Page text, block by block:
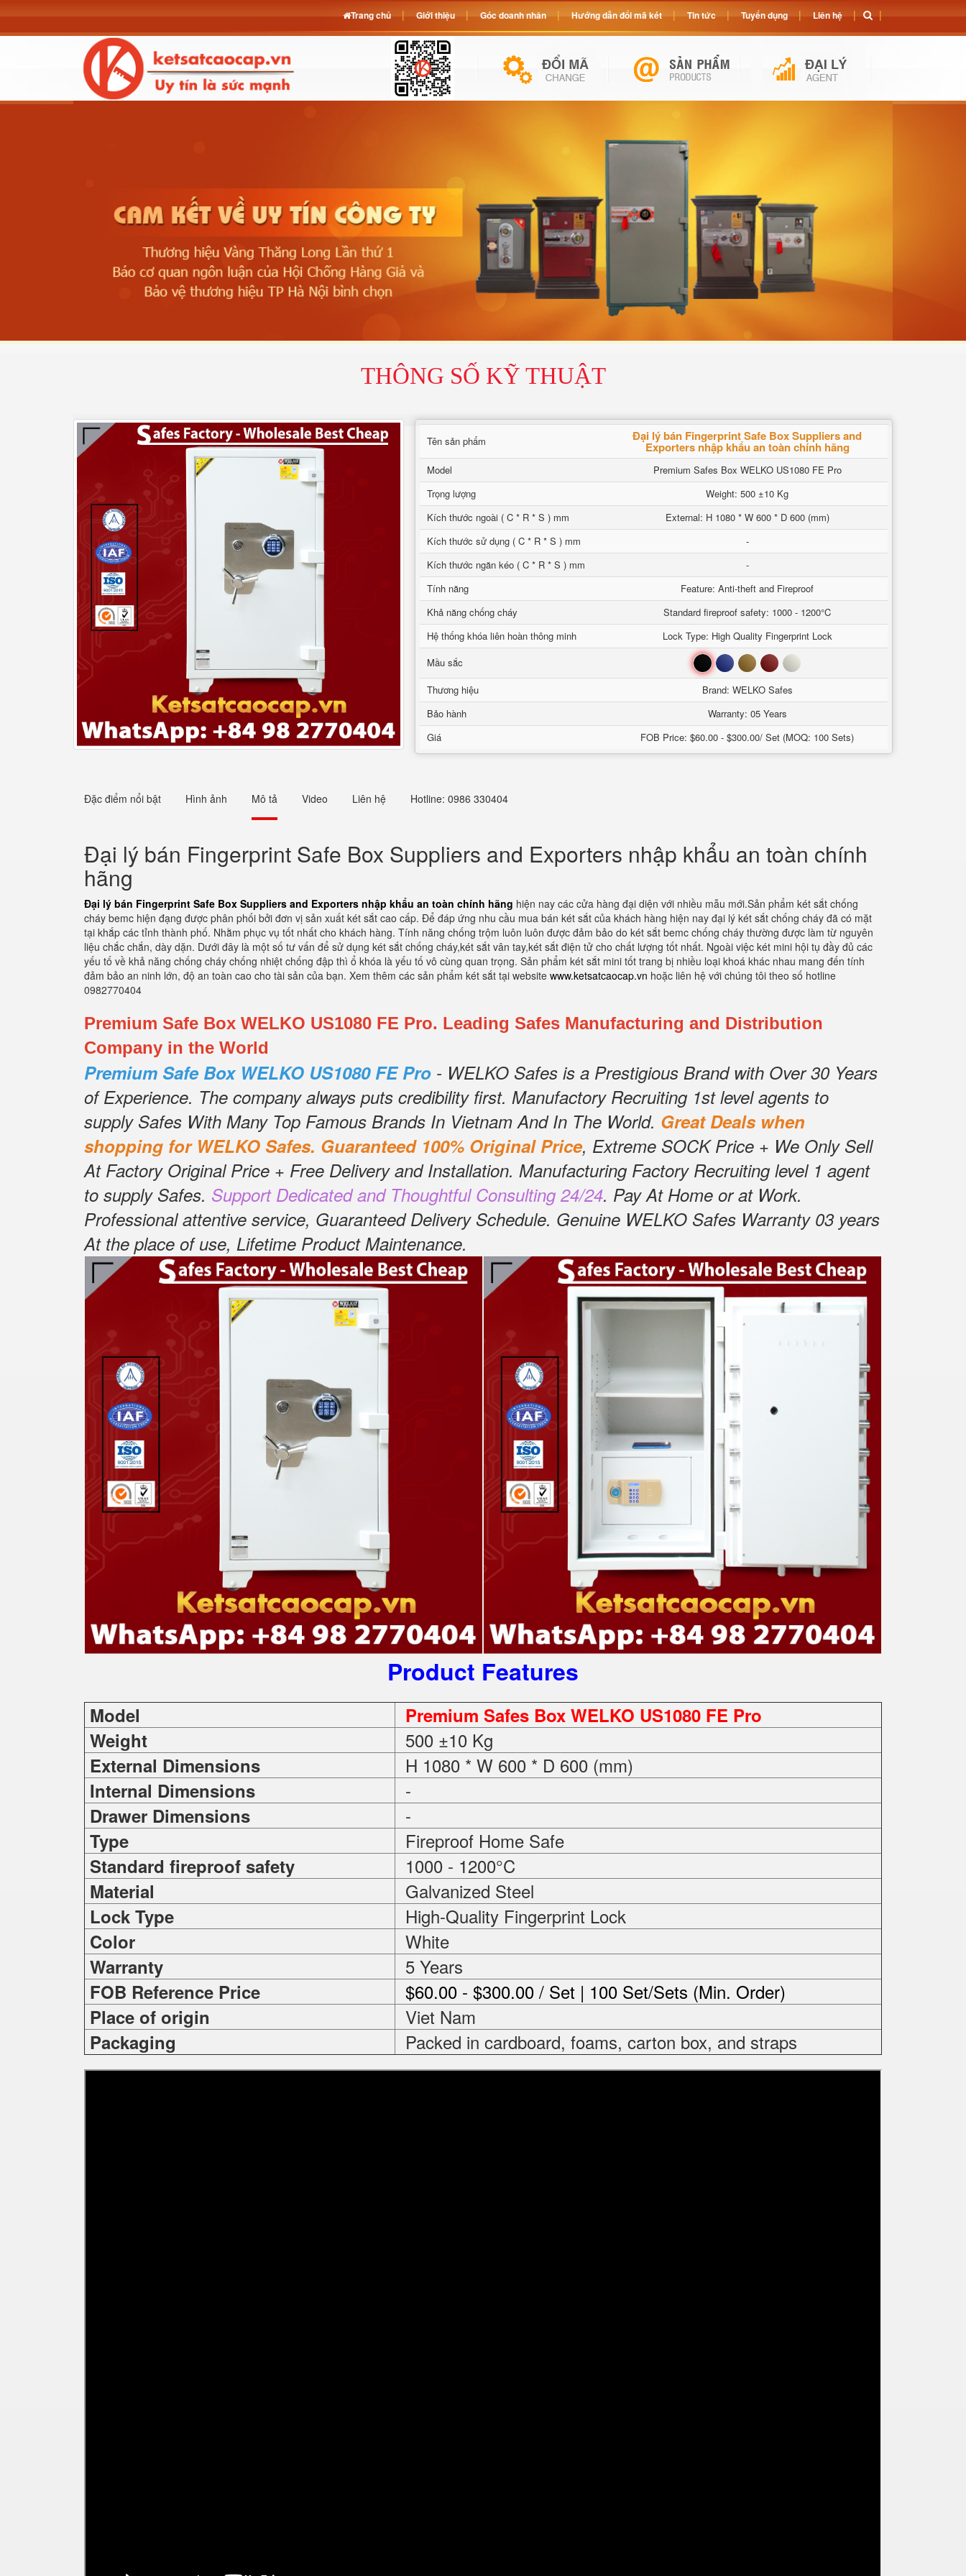
THÔNG SỐ KỸ THUẬT
Tên sản phẩm Đại lý bán Fingerprint Safe Box Suppliers and
Exporters nhập khẩu an toàn chính hãng
Model
Premium Safes Box WELKO US1080 FE Pro
Trọng lượng
Weight: 500 ±10 Kg
Kích thước ngoài ( C * R * S ) mm
External: H 1080 * W 600 * D 600 (mm)
Kích thước sử dụng ( C * R * S ) mm
-
Kích thước ngăn kéo ( C * R * S ) mm
-
Tính năng
Feature: Anti-theft and Fireproof
Khả năng chống cháy
Standard fireproof safety: 1000 - 1200°C
Hệ thống khóa liên hoàn thông minh
Lock Type: High Quality Fingerprint Lock
Mầu sắc
Đen Xanh Nâu Đỏ Trắng
Thương hiệu
Brand: WELKO Safes
Bảo hành
Warranty: 05 Years
Giá
FOB Price: $60.00 - $300.00/ Set (MOQ: 100 Sets)
Đặc điểm nổi bật Hình ảnh Mô tả Video Liên hệ Hotline: 0986 330404
Đại lý bán Fingerprint Safe Box Suppliers and Exporters nhập khẩu an toàn chính
hãng
Đại lý bán Fingerprint Safe Box Suppliers and Exporters nhập khẩu an toàn chính hãng hiện nay các cửa hàng đại diện với nhiều mẫu mới.Sản phẩm két sắt chống
cháy bemc hiện đạng được phân phối bởi đơn vị sản xuất két sắt cao cấp. Để đáp ứng nhu cầu mua bán két sắt của khách hàng hiện nay đại lý két sắt chống cháy đã có mặt
tại khắp các tỉnh thành phố. Nhằm phục vụ tốt nhất cho khách hàng. Tính năng chống trộm luôn luôn được đảm bảo do két sắt bemc chống cháy thường được làm từ nguyên
liệu chắc chắn, dày dặn. Dưới đây là một số tư vấn để sử dụng két sắt chống cháy,két sắt vân tay,két sắt điện tử cho chất lượng tốt nhất. Ngoài việc két mini hội tụ đầy đủ các
yếu tố về khả năng chống cháy chống nhiệt chống đập thì ổ khóa là yếu tố vô cùng quan trọng. Sản phẩm két sắt mini tốt trang bị nhiều loại khoá khác nhau mang đến tính
đảm bảo an ninh lớn, độ an toàn cao cho tài sản của bạn. Xem thêm các sản phẩm két sắt tại website www.ketsatcaocap.vn hoặc liên hệ với chúng tôi theo số hotline
0982770404
Premium Safe Box WELKO US1080 FE Pro. Leading Safes Manufacturing and Distribution
Company in the World
Premium Safe Box WELKO US1080 FE Pro - WELKO Safes is a Prestigious Brand with Over 30 Years
of Experience. The company always puts credibility first. Manufactory Recruiting 1st level agents to
supply Safes With Many Top Famous Brands In Vietnam And In The World. Great Deals when
shopping for WELKO Safes. Guaranteed 100% Original Price, Extreme SOCK Price + We Only Sell
At Factory Original Price + Free Delivery and Installation. Manufacturing Factory Recruiting level 1 agent
to supply Safes. Support Dedicated and Thoughtful Consulting 24/24. Pay At Home or at Work.
Professional attentive service, Guaranteed Delivery Schedule. Genuine WELKO Safes Warranty 03 years
At the place of use, Lifetime Product Maintenance.
Product Features
Model
Premium Safes Box WELKO US1080 FE Pro
Weight
500 ±10 Kg
External Dimensions H 1080 * W 600 * D 600 (mm)
Internal Dimensions -
Drawer Dimensions -
Type Fireproof Home Safe
Standard fireproof safety 1000 - 1200°C
Material Galvanized Steel
Lock Type High-Quality Fingerprint Lock
Color White
Warranty 5 Years
FOB Reference Price $60.00 - $300.00 / Set | 100 Set/Sets (Min. Order)
Place of origin Viet Nam
Packaging Packed in cardboard, foams, carton box, and straps
Trang chủ Giới thiệu Góc doanh nhân Hướng dẫn đổi mã két Tin tức Tuyển dụng Liên hệ